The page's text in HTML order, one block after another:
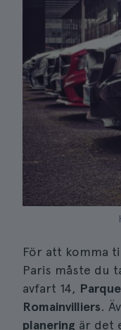
För att komma
Paris måste du
avfart 14,
Romainvilliers.
planering är det